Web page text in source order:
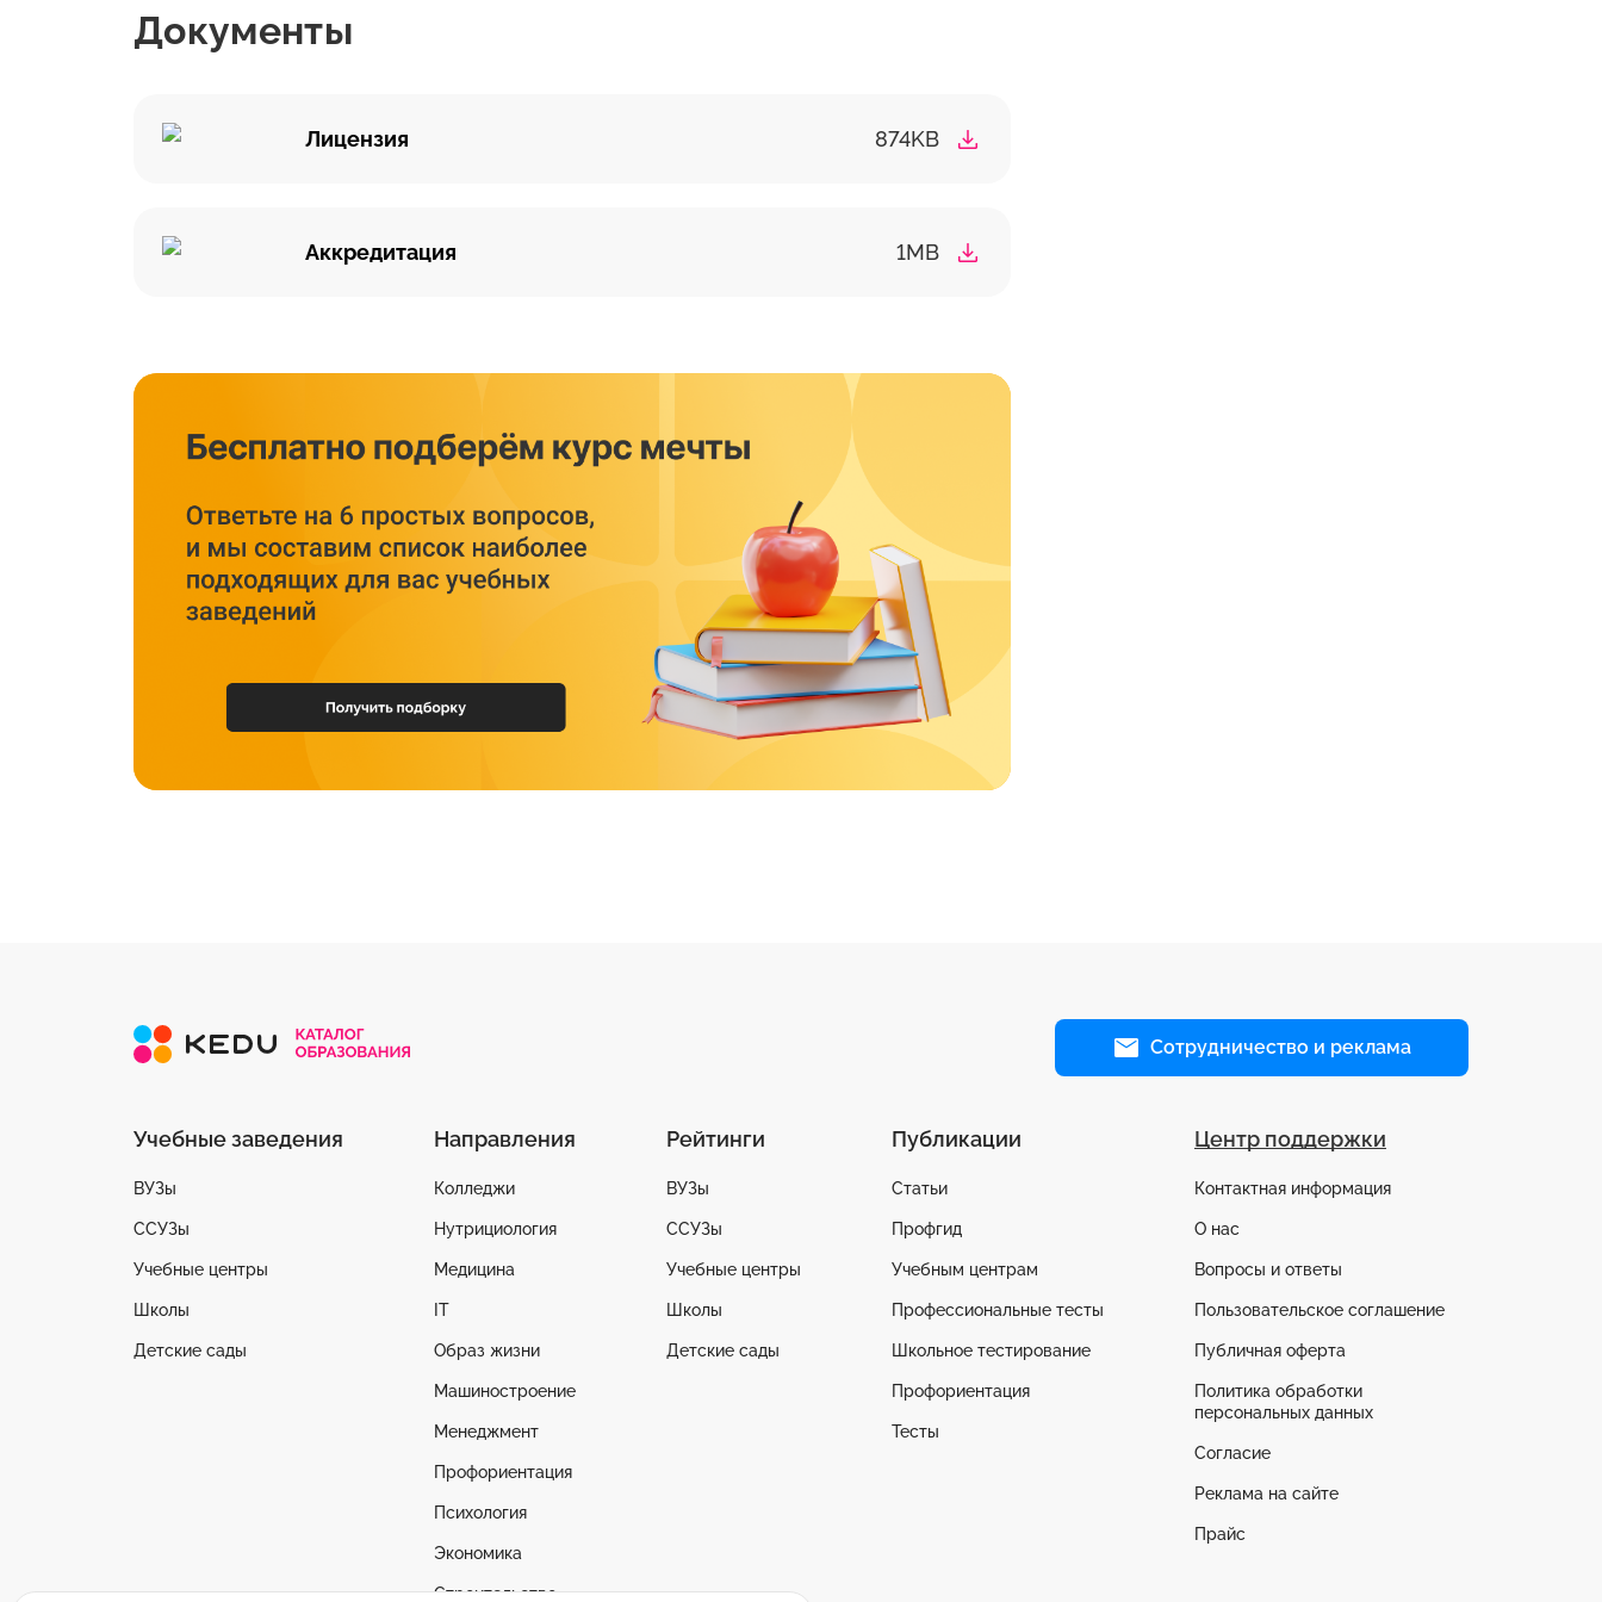
Документы
Лицензия 874KB
Аккредитация 1MB
Сотрудничество и реклама
Учебные заведения
ВУЗы
ССУЗы
Учебные центры
Школы
Детские сады
Направления
Колледжи
Нутрициология
Медицина
IT
Образ жизни
Машиностроение
Менеджмент
Профориентация
Психология
Экономика
Строительство
Рейтинги
ВУЗы
ССУЗы
Учебные центры
Школы
Детские сады
Публикации
Статьи
Профгид
Учебным центрам
Профессиональные тесты
Школьное тестирование
Профориентация
Тесты
Центр поддержки
Контактная информация
О нас
Вопросы и ответы
Пользовательское соглашение
Публичная оферта
Политика обработки
персональных данных
Согласие
Реклама на сайте
Прайс